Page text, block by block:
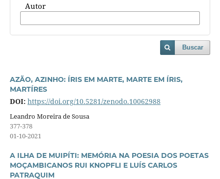
Autor
Buscar
AZÃO, AZINHO: ÍRIS EM MARTE, MARTE EM ÍRIS,
MARTÍRES
DOI: https://doi.org/10.5281/zenodo.10062988
Leandro Moreira de Sousa
377-378
01-10-2021
A ILHA DE MUIPÍTI: MEMÓRIA NA POESIA DOS POETAS
MOÇAMBICANOS RUI KNOPFLI E LUÍS CARLOS
PATRAQUIM